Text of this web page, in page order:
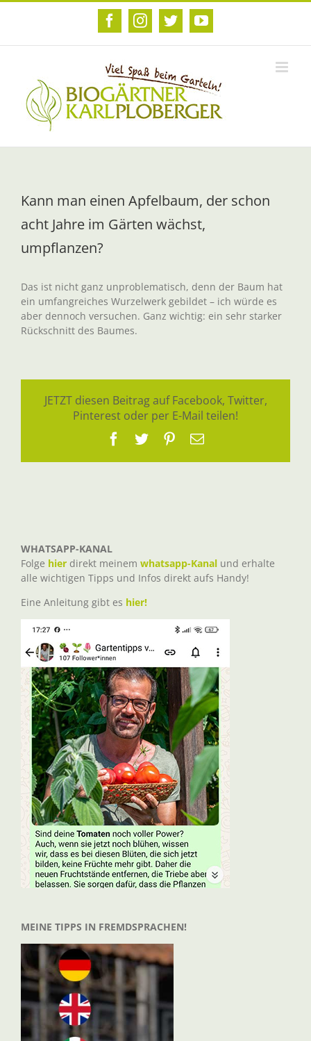
Zum
FacebookInstagram
TwitterYouTube
Kann man einen Apfelbaum, der schon
acht Jahre im Gärten wächst,
umpflanzen?
Das ist nicht ganz unproblematisch, denn der Baum hat
ein umfangreiches Wurzelwerk gebildet – ich würde es
aber dennoch versuchen. Ganz wichtig: ein sehr starker
Rückschnitt des Baumes.
JETZT diesen Beitrag auf Facebook, Twitter,
Pinterest oder per E-Mail teilen!
Facebook
TwitterPinterest
E-
WHATSAPP-KANAL
Folge hier direkt meinem whatsapp-Kanal und erhalte
alle wichtigen Tipps und Infos direkt aufs Handy!
Eine Anleitung gibt es hier!
MEINE TIPPS IN FREMDSPRACHEN!